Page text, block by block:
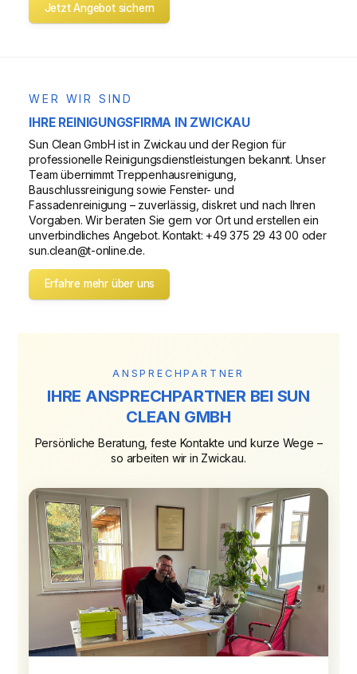
Jetzt Angebot sichern
WER WIR SIND
IHRE REINIGUNGSFIRMA IN ZWICKAU
Sun Clean GmbH ist in Zwickau und der Region für
professionelle Reinigungsdienstleistungen bekannt. Unser
Team übernimmt Treppenhausreinigung,
Bauschlussreinigung sowie Fenster- und
Fassadenreinigung – zuverlässig, diskret und nach Ihren
Vorgaben. Wir beraten Sie gern vor Ort und erstellen ein
unverbindliches Angebot. Kontakt: +49 375 29 43 00 oder
sun.clean@t-online.de.
Erfahre mehr über uns
ANSPRECHPARTNER
IHRE ANSPRECHPARTNER BEI SUN
CLEAN GMBH
Persönliche Beratung, feste Kontakte und kurze Wege –
so arbeiten wir in Zwickau.